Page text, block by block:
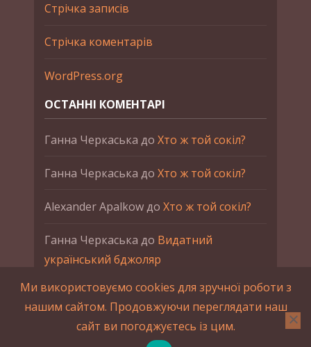
Стрічка записів
Стрічка коментарів
WordPress.org
ОСТАННІ КОМЕНТАРІ
Ганна Черкаська до Хто ж той сокіл?
Ганна Черкаська до Хто ж той сокіл?
Alexander Apalkowдо Хто ж той сокіл?
Ганна Черкаська до Видатний
український бджоляр
Ганна ЧеркаськадоПетро Франко
2015-2023 © UAHistory Всі права застережено.
Ми використовуємо cookies для зручної роботи з
нашим сайтом. Продовжуючи переглядати наш
сайт ви погоджуєтесь із цим.